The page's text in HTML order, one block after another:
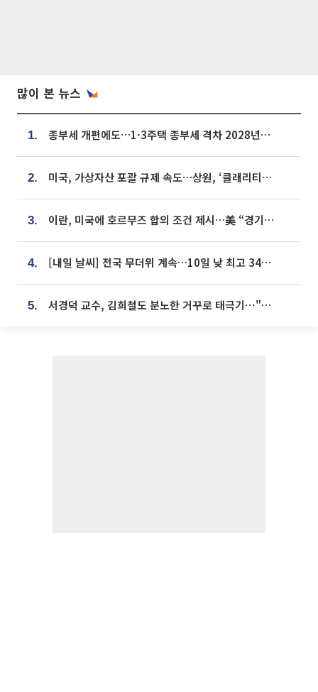
많이 본 뉴스
1. 종부세 개편에도…1·3주택 종부세 격차 2028년부터 확대
2. 미국, 가상자산 포괄 규제 속도…상원, ‘클래리티법’ 9월 절차투표 추진
3. 이란, 미국에 호르무즈 합의 조건 제시…美 “경기 아직 안 끝나” [종합]
4. [내일 날씨] 전국 무더위 계속…10일 낮 최고 34도 육박
5. 서경덕 교수, 김희철도 분노한 거꾸로 태극기⋯"엉터리는 아냐, 아쉬울 뿐"